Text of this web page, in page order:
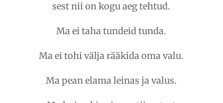
sest nii on kogu aeg tehtud.
Ma ei taha tundeid tunda.
Ma ei tohi välja rääkida oma valu.
Ma pean elama leinas ja valus.